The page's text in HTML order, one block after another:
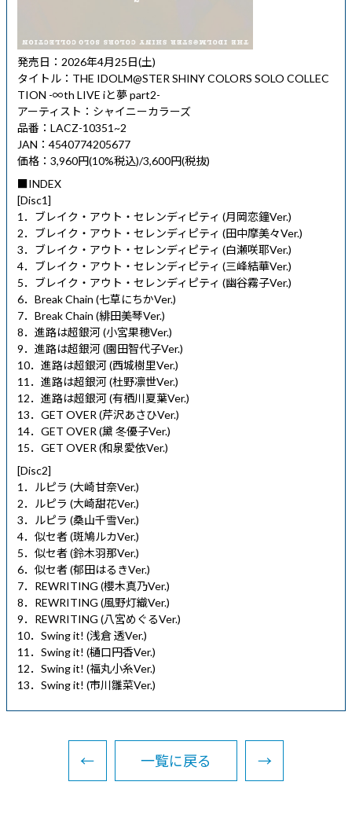
発売日：2026年4月25日(土)
タイトル：THE IDOLM@STER SHINY COLORS SOLO COLLEC
TION -∞th LIVE iと夢 part2-
アーティスト：シャイニーカラーズ
品番：LACZ-10351~2
JAN：4540774205677
価格：3,960円(10%税込)/3,600円(税抜)
■INDEX
[Disc1]
1．ブレイク・アウト・セレンディピティ (月岡恋鐘Ver.)
2．ブレイク・アウト・セレンディピティ (田中摩美々Ver.)
3．ブレイク・アウト・セレンディピティ (白瀬咲耶Ver.)
4．ブレイク・アウト・セレンディピティ (三峰結華Ver.)
5．ブレイク・アウト・セレンディピティ (幽谷霧子Ver.)
6．Break Chain (七草にちかVer.)
7．Break Chain (緋田美琴Ver.)
8．進路は超銀河 (小宮果穂Ver.)
9．進路は超銀河 (園田智代子Ver.)
10．進路は超銀河 (西城樹里Ver.)
11．進路は超銀河 (杜野凛世Ver.)
12．進路は超銀河 (有栖川夏葉Ver.)
13．GET OVER (芹沢あさひVer.)
14．GET OVER (黛 冬優子Ver.)
15．GET OVER (和泉愛依Ver.)
[Disc2]
1．ルピラ (大崎甘奈Ver.)
2．ルピラ (大崎甜花Ver.)
3．ルピラ (桑山千雪Ver.)
4．似セ者 (斑鳩ルカVer.)
5．似セ者 (鈴木羽那Ver.)
6．似セ者 (郁田はるきVer.)
7．REWRITING (櫻木真乃Ver.)
8．REWRITING (風野灯織Ver.)
9．REWRITING (八宮めぐるVer.)
10．Swing it! (浅倉 透Ver.)
11．Swing it! (樋口円香Ver.)
12．Swing it! (福丸小糸Ver.)
13．Swing it! (市川雛菜Ver.)
← 一覧に戻る →